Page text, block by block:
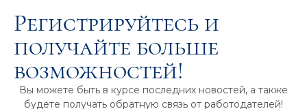
Регистрируйтесь и
получайте больше
возможностей!
Вы можете быть в курсе последних новостей, а также
будете получать обратную связь от работодателей!